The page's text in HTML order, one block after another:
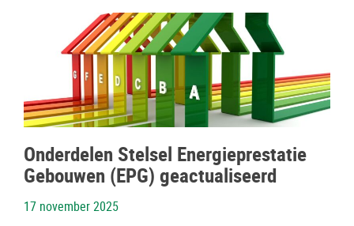
Onderdelen Stelsel Energieprestatie
Gebouwen (EPG) geactualiseerd
17 november 2025